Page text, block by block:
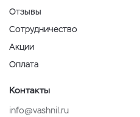
Отзывы
Сотрудничество
Акции
Оплата
Контакты
info@vashnil.ru